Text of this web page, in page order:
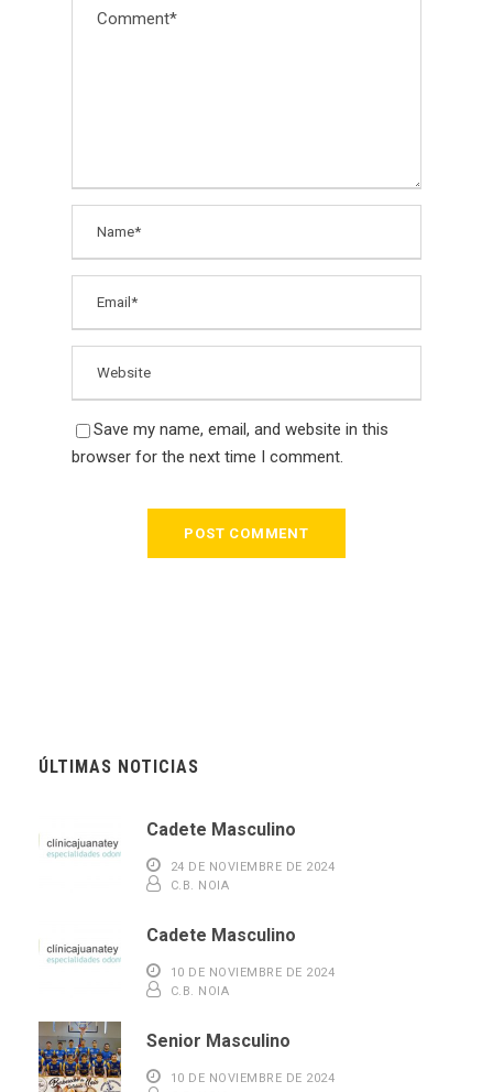
Save my name, email, and website in this
browser for the next time I comment.
ÚLTIMAS NOTICIAS
Cadete Masculino
24 DE NOVIEMBRE DE 2024
C.B. NOIA
Cadete Masculino
10 DE NOVIEMBRE DE 2024
C.B. NOIA
Senior Masculino
10 DE NOVIEMBRE DE 2024